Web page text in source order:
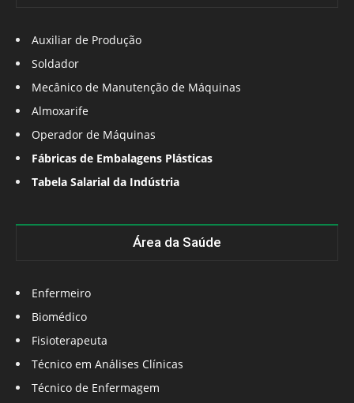
Auxiliar de Produção
Soldador
Mecânico de Manutenção de Máquinas
Almoxarife
Operador de Máquinas
Fábricas de Embalagens Plásticas
Tabela Salarial da Indústria
Área da Saúde
Enfermeiro
Biomédico
Fisioterapeuta
Técnico em Análises Clínicas
Técnico de Enfermagem